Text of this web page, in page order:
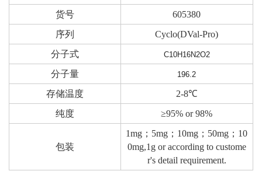
货号
605380
序列
Cyclo(DVal-Pro)
分子式
C10H16N2O2
分子量 196.2
存储温度
2-8℃
纯度
≥95% or 98%
包装
1mg；5mg；10mg；50mg；10
0mg,1g or according to custome
r's detail requirement.